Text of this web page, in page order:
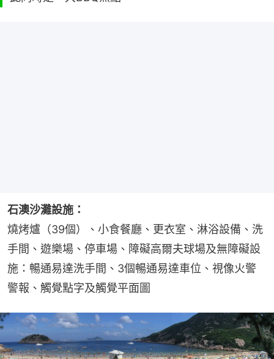
石澳沙灘設施：
燒烤爐（39個）、小食餐廳、更衣室、淋浴設備、洗
手間、遊樂場、停車場、障礙高爾夫球場及無障礙設
施：暢通易達洗手間、3個暢通易達車位、視像火警
警報、觸覺點字及觸覺平面圖